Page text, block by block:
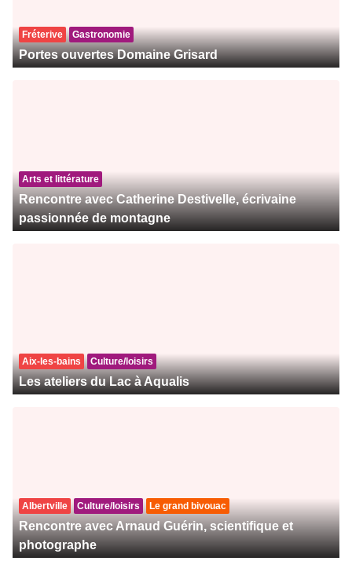
Fréterive Gastronomie
Portes ouvertes Domaine Grisard
Arts et littérature
Rencontre avec Catherine Destivelle, écrivaine
passionnée de montagne
Aix-les-bains Culture/loisirs
Les ateliers du Lac à Aqualis
Albertville Culture/loisirs Le grand bivouac
Rencontre avec Arnaud Guérin, scientifique et
photographe